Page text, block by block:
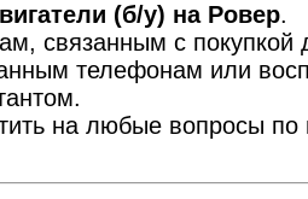
(б/у) на Ровер.
связанным с покупкой
телефонам или
на любые вопросы по